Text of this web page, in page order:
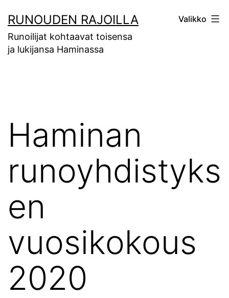
sisältöön
RUNOUDEN RAJOILLA
Runoilijat kohtaavat toisensa
ja lukijansa Haminassa
Valikko
Haminan
runoyhdistyks
en
vuosikokous
2020